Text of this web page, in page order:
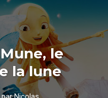
le
la lune